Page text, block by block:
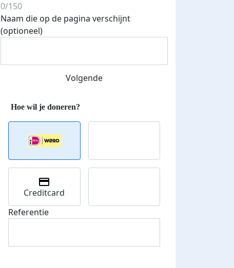
0/150
Naam die op de pagina verschijnt
(optioneel)
Volgende
Creditcard
Referentie